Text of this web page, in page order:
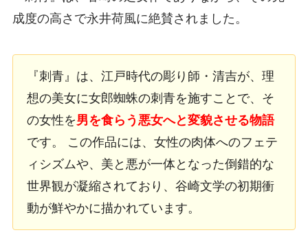
成度の高さで永井荷風に絶賛されました。
『刺青』は、江戸時代の彫り師・清吉が、理
想の美女に女郎蜘蛛の刺青を施すことで、そ
の女性を男を食らう悪女へと変貌させる物語
です。 この作品には、女性の肉体へのフェテ
ィシズムや、美と悪が一体となった倒錯的な
世界観が凝縮されており、谷崎文学の初期衝
動が鮮やかに描かれています。